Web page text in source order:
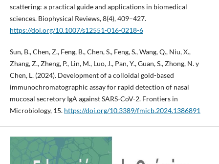
scattering: a practical guide and applications in biomedical
sciences. Biophysical Reviews, 8(4), 409–427.
https://doi.org/10.1007/s12551-016-0218-6
Sun, B., Chen, Z., Feng, B., Chen, S., Feng, S., Wang, Q., Niu, X.,
Zhang, Z., Zheng, P., Lin, M., Luo, J., Pan, Y., Guan, S., Zhong, N. y
Chen, L. (2024). Development of a colloidal gold-based
immunochromatographic assay for rapid detection of nasal
mucosal secretory IgA against SARS-CoV-2. Frontiers in
Microbiology, 15. https://doi.org/10.3389/fmicb.2024.1386891